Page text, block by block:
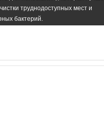
труднодоступных мест и
бактерий.